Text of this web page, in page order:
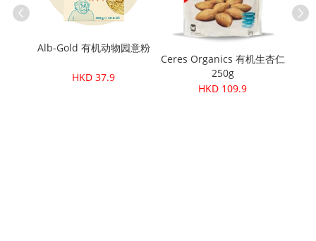
Alb-Gold 有机动物园意粉
HKD 37.9
Ceres Organics 有机生杏仁
250g
HKD 109.9